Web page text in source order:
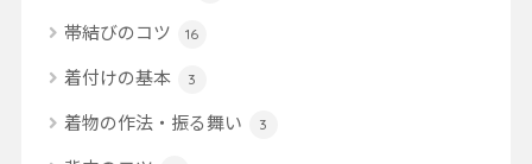
帯結びのコツ 16
着付けの基本 3
着物の作法・振る舞い 3